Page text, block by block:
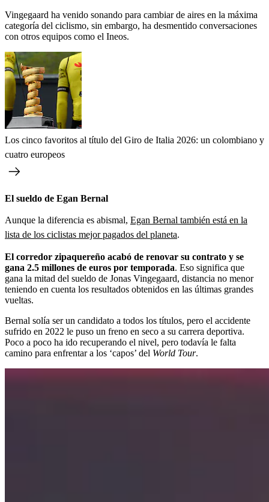
Vingegaard ha venido sonando para cambiar de aires en la máxima
categoría del ciclismo, sin embargo, ha desmentido conversaciones
con otros equipos como el Ineos.
Los cinco favoritos al título del Giro de Italia 2026: un colombiano y
cuatro europeos
El sueldo de Egan Bernal
Aunque la diferencia es abismal, Egan Bernal también está en la
lista de los ciclistas mejor pagados del planeta.
El corredor zipaquereño acabó de renovar su contrato y se
gana 2.5 millones de euros por temporada. Eso significa que
gana la mitad del sueldo de Jonas Vingegaard, distancia no menor
teniendo en cuenta los resultados obtenidos en las últimas grandes
vueltas.
Bernal solía ser un candidato a todos los títulos, pero el accidente
sufrido en 2022 le puso un freno en seco a su carrera deportiva.
Poco a poco ha ido recuperando el nivel, pero todavía le falta
camino para enfrentar a los ‘capos’ del World Tour.